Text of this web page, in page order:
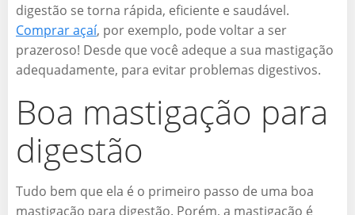
digestão se torna rápida, eficiente e saudável.
Comprar açaí, por exemplo, pode voltar a ser
prazeroso! Desde que você adeque a sua mastigação
adequadamente, para evitar problemas digestivos.
Boa mastigação para
digestão
Tudo bem que ela é o primeiro passo de uma boa
mastigação para digestão. Porém, a mastigação é